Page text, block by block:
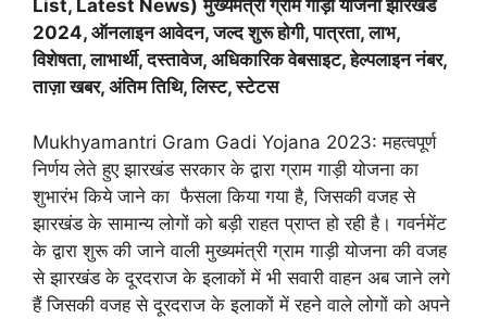
List, Latest News) मुख्यमंत्री ग्राम गाड़ी योजना झारखंड
2024, ऑनलाइन आवेदन, जल्द शुरू होगी, पात्रता, लाभ,
विशेषता, लाभार्थी, दस्तावेज, अधिकारिक वेबसाइट, हेल्पलाइन नंबर,
ताज़ा खबर, अंतिम तिथि, लिस्ट, स्टेटस
Mukhyamantri Gram Gadi Yojana 2023: महत्वपूर्ण
निर्णय लेते हुए झारखंड सरकार के द्वारा ग्राम गाड़ी योजना का
शुभारंभ किये जाने का फैसला किया गया है, जिसकी वजह से
झारखंड के सामान्य लोगों को बड़ी राहत प्राप्त हो रही है। गवर्नमेंट
के द्वारा शुरू की जाने वाली मुख्यमंत्री ग्राम गाड़ी योजना की वजह
से झारखंड के दूरदराज के इलाकों में भी सवारी वाहन अब जाने लगे
हैं जिसकी वजह से दूरदराज के इलाकों में रहने वाले लोगों को अपने